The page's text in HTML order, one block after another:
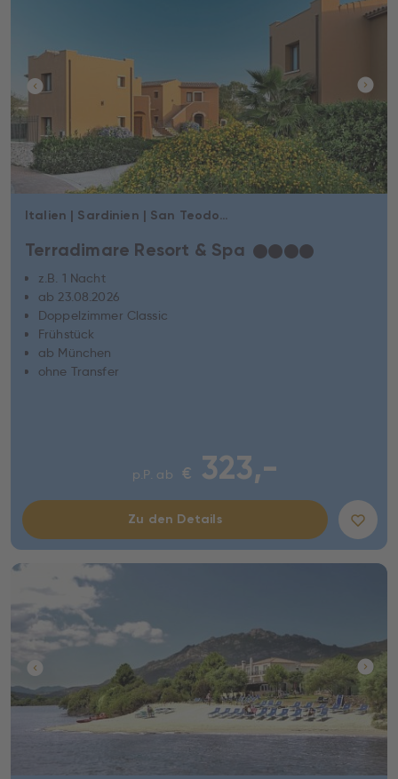
Italien | Sardinien | San Teodoro
Terradimare Resort & Spa ★★★★
z.B. 1 Nacht
ab 23.08.2026
Doppelzimmer Classic
Frühstück
ab München
ohne Transfer
p.P. ab € 323,-
Zu den Details